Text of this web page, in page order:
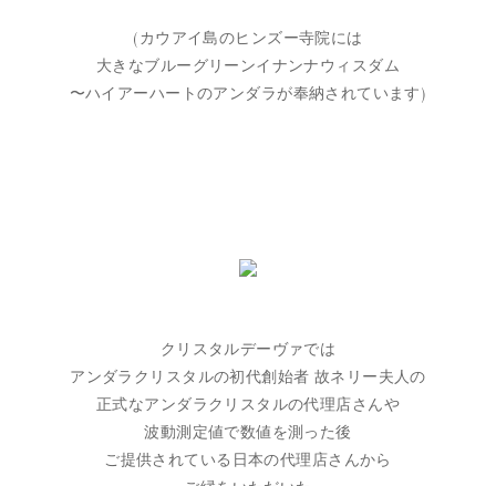
(カウアイ島のヒンズー寺院には
大きなブルーグリーンイナンナウィスダム
〜ハイアーハートのアンダラが奉納されています)
クリスタルデーヴァでは
アンダラクリスタルの初代創始者 故ネリー夫人の
正式なアンダラクリスタルの代理店さんや
波動測定値で数値を測った後
ご提供されている日本の代理店さんから